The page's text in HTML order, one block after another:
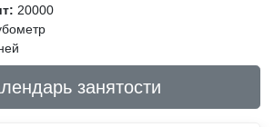
20000
занятости